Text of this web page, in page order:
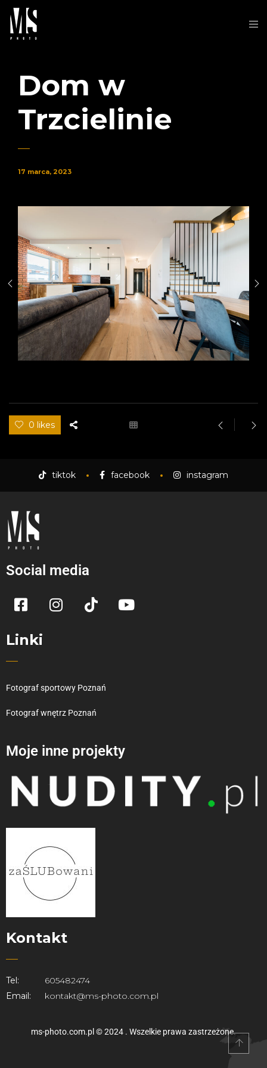
Dom w
Trzcielinie
17 marca, 2023
0 likes
tiktok facebook instagram
Social media
Linki
Fotograf sportowy Poznań
Fotograf wnętrz Poznań
Moje inne projekty
Kontakt
Tel:
605482474
Email:
kontakt@ms-photo.com.pl
ms-photo.com.pl © 2024 . Wszelkie prawa zastrzeżone.